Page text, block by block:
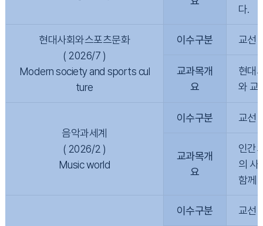
다.
현대사회와스포츠문화
( 2026/7 )
Modern society and sports cul
ture
이수구분 교선
교과목개
요
현대
와 교
음악과세계
( 2026/2 )
Music world
이수구분 교선
교과목개
요
인간
의 사
함께
이수구분 교선